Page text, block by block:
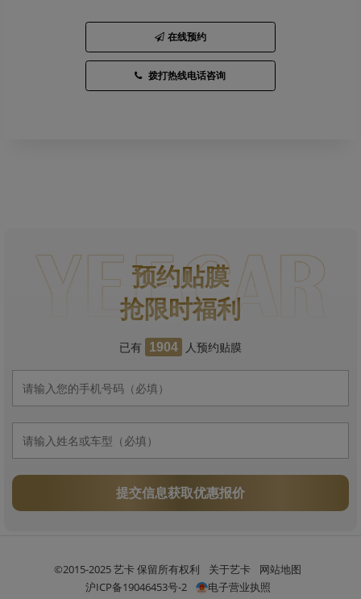
在线预约
拨打热线电话咨询
预约贴膜
抢限时福利
已有 1904 人预约贴膜
提交信息获取优惠报价
©2015-2025 艺卡 保留所有权利 关于艺卡
网站地图
沪ICP备19046453号-2
电子营业执照